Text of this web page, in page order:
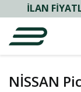
İLAN
NİSSAN